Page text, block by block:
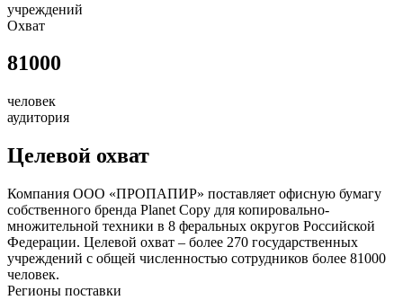
учреждений
Охват
81000
человек
аудитория
Целевой охват
Компания ООО «ПРОПАПИР» поставляет офисную бумагу
собственного бренда Planet Copy для копировально-
множительной техники в 8 феральных округов Российской
Федерации. Целевой охват – более 270 государственных
учреждений с общей численностью сотрудников более 81000
человек.
Регионы поставки